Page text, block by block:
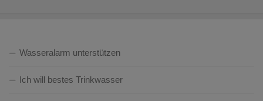
Wasseralarm unterstützen
Ich will bestes Trinkwasser